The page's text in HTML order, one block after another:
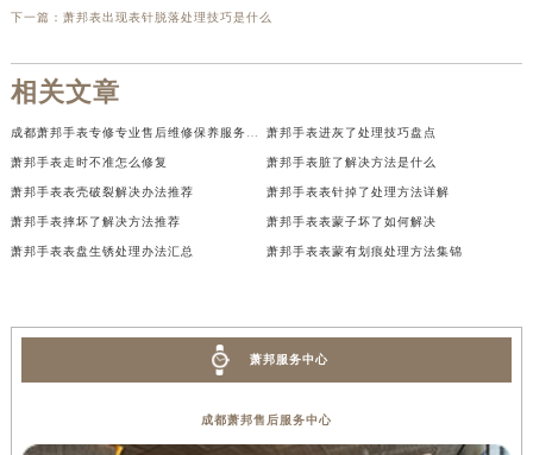
下一篇： 萧邦表出现表针脱落处理技巧是什么
相关文章
萧邦手表进灰了处理技巧盘点
萧邦手表走时不准怎么修复 萧邦手表脏了解决方法是什么
萧邦手表表壳破裂解决办法推荐 萧邦手表表针掉了处理方法详解
萧邦手表摔坏了解决方法推荐 萧邦手表表蒙子坏了如何解决
萧邦手表表盘生锈处理办法汇总 萧邦手表表蒙有划痕处理方法集锦
萧邦服务中心
成都萧邦售后服务中心